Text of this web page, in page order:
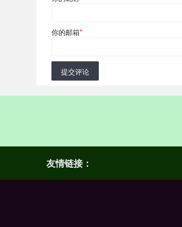
你的邮箱*
提交评论
友情链接：